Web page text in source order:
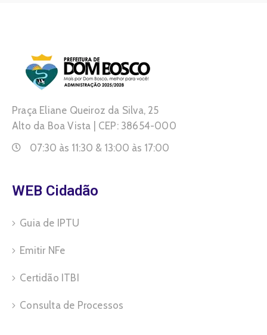
Praça Eliane Queiroz da Silva, 25
Alto da Boa Vista | CEP: 38654-000
07:30 às 11:30 & 13:00 às 17:00
WEB Cidadão
Guia de IPTU
Emitir NFe
Certidão ITBI
Consulta de Processos